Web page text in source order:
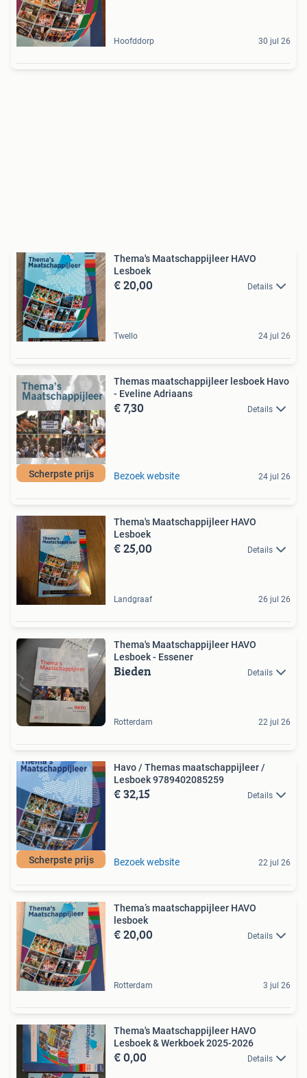
Hoofddorp 30 jul 26
Thema's Maatschappijleer HAVO
Lesboek
€ 20,00 Details
Twello 24 jul 26
Scherpste prijs
Themas maatschappijleer lesboek Havo
- Eveline Adriaans
€ 7,30 Details
Bezoek website 24 jul 26
Thema's Maatschappijleer HAVO
Lesboek
€ 25,00 Details
Landgraaf 26 jul 26
Thema's Maatschappijleer HAVO
Lesboek - Essener
Bieden Details
Rotterdam 22 jul 26
Scherpste prijs
Havo / Themas maatschappijleer /
Lesboek 9789402085259
€ 32,15 Details
Bezoek website 22 jul 26
Thema’s maatschappijleer HAVO
lesboek
€ 20,00 Details
Rotterdam 3 jul 26
Thema's Maatschappijleer HAVO
Lesboek & Werkboek 2025-2026
€ 0,00 Details